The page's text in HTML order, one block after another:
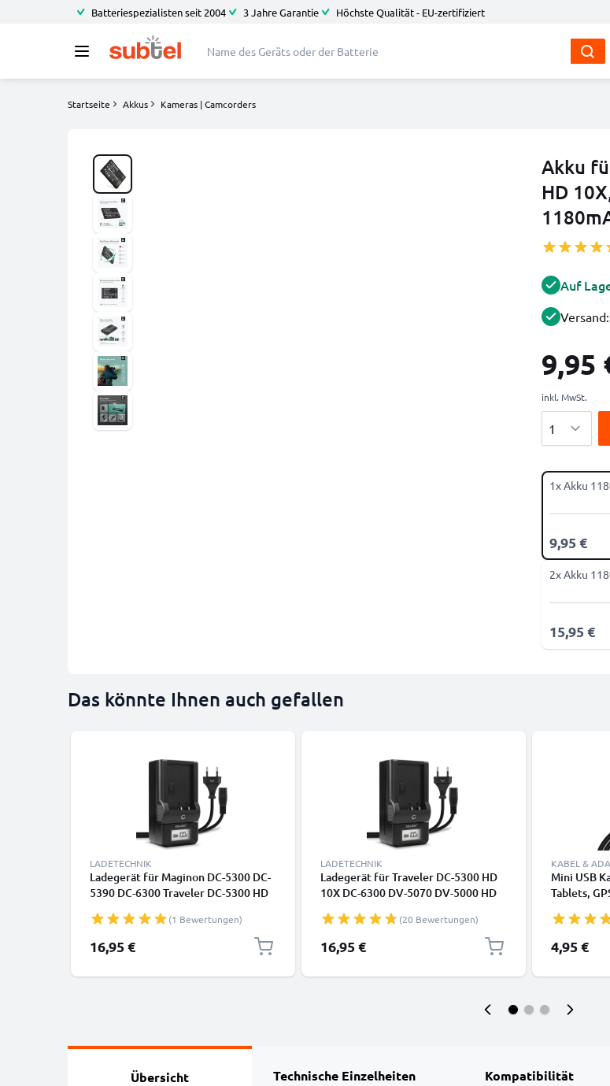
Batteriespezialisten seit 2004 3 Jahre Garantie Höchste Qualität - EU-zertifiziert
Startseite Akkus Kameras | Camcorders
Akku
HD
Auf
Versand:
9,95
inkl. MwSt.
1x Akku
9,95 €
2x Akku
15,95 €
Das könnte Ihnen auch gefallen
LADETECHNIK
Ladegerät für Maginon DC-5300 DC-
5390 DC-6300 Traveler DC-5300 HD
Akkus von CELLONIC(1 Bewertungen)
16,95 €
LADETECHNIK
Ladegerät für Traveler DC-5300 HD
10X DC-6300 DV-5070 DV-5000 HD
CELLONIC
(20 Bewertungen)
16,95 €
KABEL &
Mini USB
Tablets,
4,95 €
Übersicht Technische Einzelheiten Kompatibilität